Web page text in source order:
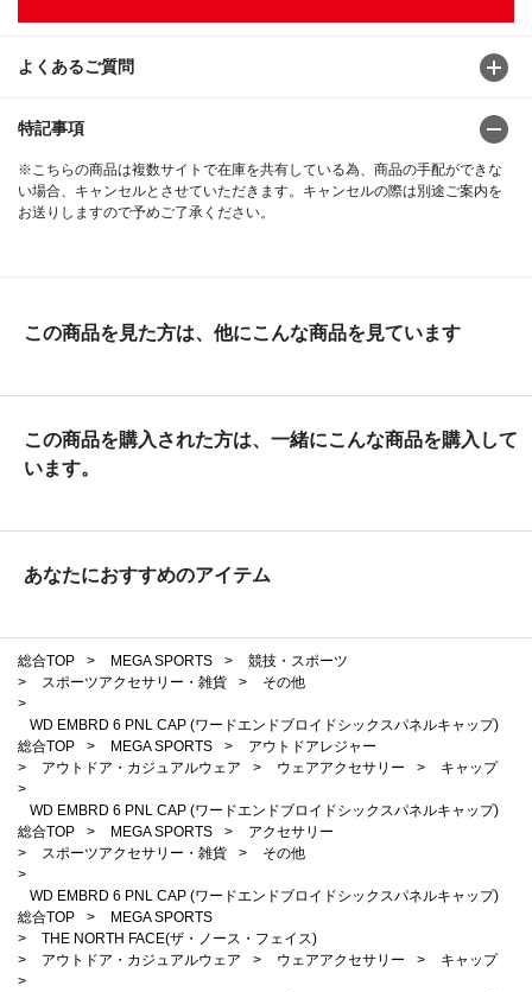
よくあるご質問
特記事項
※こちらの商品は複数サイトで在庫を共有している為、商品の手配ができな
い場合、キャンセルとさせていただきます。キャンセルの際は別途ご案内を
お送りしますので予めご了承ください。
この商品を見た方は、他にこんな商品を見ています
この商品を購入された方は、一緒にこんな商品を購入して
います。
あなたにおすすめのアイテム
総合TOP > MEGA SPORTS >
競技・スポーツ
>
スポーツアクセサリー・雑貨 >
その他
>
WD EMBRD 6 PNL CAP (ワードエンドブロイドシックスパネルキャップ)
総合TOP
> MEGA SPORTS >
アウトドアレジャー
>
アウトドア・カジュアルウェア > ウェアアクセサリー >
キャップ
>
WD EMBRD 6 PNL CAP (ワードエンドブロイドシックスパネルキャップ)
総合TOP
> MEGA SPORTS >
アクセサリー
>
スポーツアクセサリー・雑貨 >
その他
>
WD EMBRD 6 PNL CAP (ワードエンドブロイドシックスパネルキャップ)
総合TOP
>
MEGA SPORTS
>
THE NORTH FACE(ザ・ノース・フェイス)
>
アウトドア・カジュアルウェア > ウェアアクセサリー >
キャップ
>